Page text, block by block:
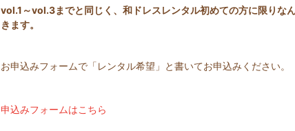
vol.1～vol.3までと同じく、和ドレスレンタル初めての方に限りな
きます。
お申込みフォームで「レンタル希望」と書いてお申込みください。
申込みフォームはこちら